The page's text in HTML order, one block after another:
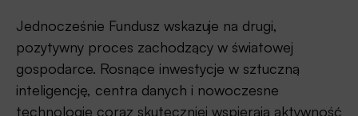
Jednocześnie Fundusz wskazuje na drugi,
pozytywny proces zachodzący w światowej
gospodarce. Rosnące inwestycje w sztuczną
inteligencję, centra danych i nowoczesne
technologie coraz skuteczniej wspierają aktywność